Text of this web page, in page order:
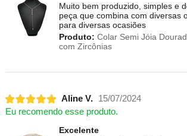
Muito bem produzido, simples e
peça que combina com diversas
para diversas ocasiões
Produto: Colar Semi Jóia
com Zircônias
Aline V.
15/07/2024
Eu recomendo esse produto.
Excelente